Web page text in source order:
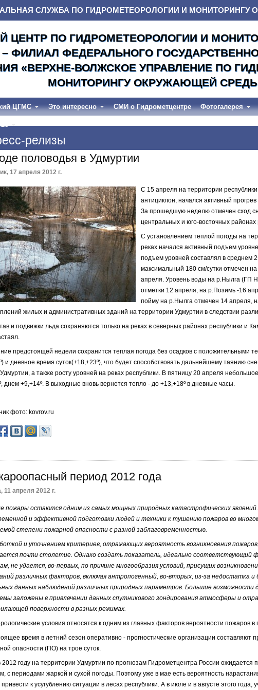
СЛУЖБА ПО ГИДРОМЕТЕОРОЛОГИИ И МОНИТОРИНГУ
ЦЕНТР ПО ГИДРОМЕТЕОРОЛОГИИ И
ФИЛИАЛ ФЕДЕРАЛЬНОГО
«ВЕРХНЕ-ВОЛЖСКОЕ УПРАВЛЕНИЕ ПО
МОНИТОРИНГУ ОКРУЖАЮЩЕЙ
ЦГМС Это интересно СМИ о Гидрометцентре Фотогалерея
релизы
половодья в Удмуртии
17 апреля 2012 г.
С 15 апреля на территории республики
антициклон, начался активный
За прошедшую неделю отмечен сход
центральных и юго-восточных районах
С установлением теплой погоды на
реках начался активный подъем
подъем уровней составлял в среднем
максимальный 180 см/сутки отмечен
апреля. Уровень воды на р.Нылга (ГП
отметки 12 апреля, на р.Позимь -16
пойму на р.Нылга отмечен 14 апреля,
жилых и административных зданий на территории Удмуртии в следствии
и подвижки льда сохраняются только на реках в северных районах республики и
предстоящей недели сохранится теплая погода без осадков с положительными
и дневное время суток(+18,+23º), что будет способствовать дальнейшему таянию
а также росту уровней на реках республики. В пятницу 20 апреля
днем +9,+14º. В выходные вновь вернется тепло - до +13,+18º в дневные часы.
фото: kovrov.ru
период 2012 года
11 апреля 2012 г.
пожары остаются одним из самых мощных природных катастрофических
и эффективной подготовки людей и техники к тушению пожаров во
степени пожарной опасности с разной заблаговременностью.
и уточнением критериев, отражающих вероятность возникновения
почти столетие. Однако создать показатель, идеально соответствующий
не удается, во-первых, по причине многообразия условий, присущих
различных факторов, включая антропогенный, во-вторых, из-за недостатка
данных наблюдений различных природных параметров. Большие возможности
заложены в привлечении данных спутникового зондирования атмосферы и
поверхности в разных режимах.
условия относятся к одним из главных факторов вероятности пожаров в
время в летний сезон оперативно - прогностические организации составляют
опасности (ПО) на трое суток.
2012 году на территории Удмуртии по прогнозам Гидрометцентра России ожидается
с периодами жаркой и сухой погоды. Поэтому уже в мае есть вероятность
к усугублению ситуации в лесах республики. А в июле и в августе этого года,